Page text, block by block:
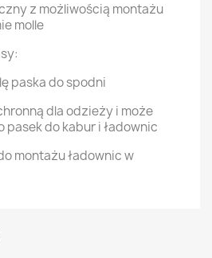
z możliwością montażu
molle
paska do spodni
dla odzieży i może
pasek do kabur i ładownic
montażu ładownic w